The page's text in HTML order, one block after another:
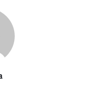
المصرية ، مع تلافى
الحاجزين أثناء
الجهات القائمة على
الشرب والصرف الصحى
في أعمال الرصف
إعداد التصميمات